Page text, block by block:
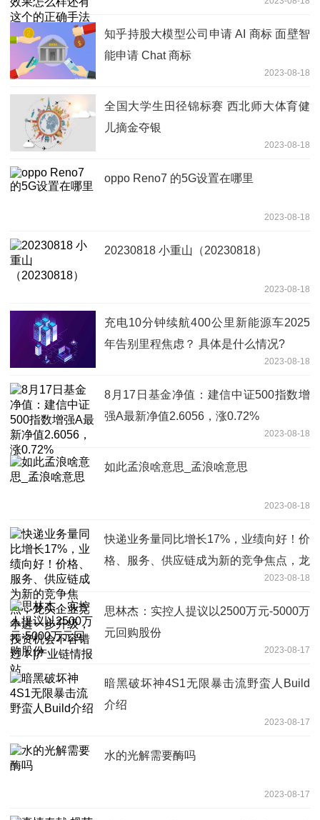
知乎持股大模型公司申请 AI 商标 面壁智
能申请 Chat 商标
2023-08-18
全国大学生田径锦标赛 西北师大体育健
儿摘金夺银
2023-08-18
oppo Reno7 的5G设置在哪里
2023-08-18
20230818 小重山（20230818）
2023-08-18
充电10分钟续航400公里新能源车2025
年告别里程焦虑？ 具体是什么情况?
2023-08-18
8月17日基金净值：建信中证500指数增
强A最新净值2.6056，涨0.72%
2023-08-18
如此孟浪啥意思_孟浪啥意思
2023-08-18
快递业务量同比增长17%，业绩向好！价
格、服务、供应链成为新的竞争焦点，龙
头企业竞争进一步升级，投资机会不容错
过！|产业链情报站
2023-08-18
思林杰：实控人提议以2500万元-5000万
元回购股份
2023-08-17
暗黑破坏神4S1无限暴击流野蛮人Build
介绍
2023-08-17
水的光解需要酶吗
2023-08-17